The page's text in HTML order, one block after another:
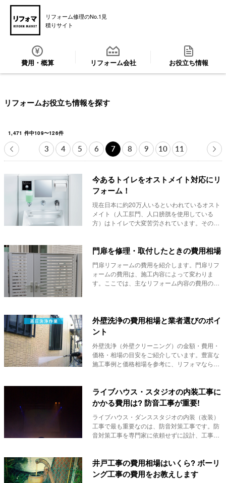
リフォーム修理のNo.1見
積りサイト
費用・概算 リフォーム会社 お役立ち情報
リフォームお役立ち情報を探す
1,471 件中109〜126件
3 4 5 6 7 8 9 10 11
今あるトイレをオストメイト対応にリ
フォーム！
現在日本に約20万人いるといわれているオスト
メイト（人工肛門、人口膀胱を使用している
方）はトイレで大変苦労されています。その中
門扉を修理・取付したときの費用相場
門扉リフォームの費用を紹介します。門扉リフ
ォームの費用は、施工内容によって変わりま
す。ここでは、主なリフォーム内容の費用の目
外壁洗浄の費用相場と業者選びのポイ
ント
外壁洗浄（外壁クリーニング）の金額・費用・
価格・相場の目安をご紹介しています。豊富な
施工事例と価格相場を参考に、リフォマなら、
ライブハウス・スタジオの内装工事に
かかる費用は? 防音工事が重要!
ライブハウス・ダンススタジオの内装（改装）
工事で最も重要なのは、防音対策工事です。防
音対策工事を専門家に依頼せずに設計、工事さ
井戸工事の費用相場はいくら? ボーリ
ング工事の費用をお教えします